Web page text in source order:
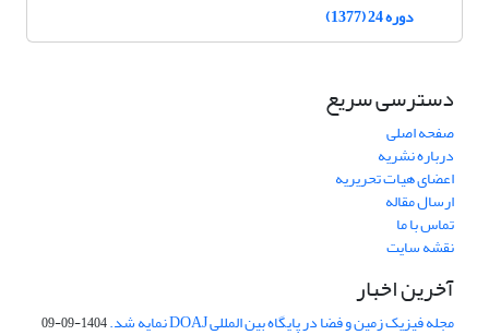
دوره 24 (1377)
دسترسی سریع
صفحه اصلی
درباره نشریه
اعضای هیات تحریریه
ارسال مقاله
تماس با ما
نقشه سایت
آخرین اخبار
مجله فیزیک زمین و فضا در پایگاه بین المللی DOAJ نمایه شد. 1404-09-09